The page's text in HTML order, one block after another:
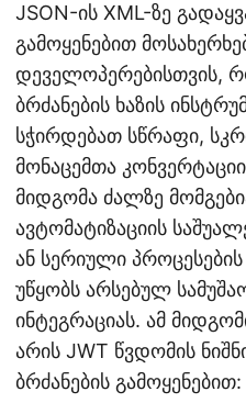
JSON-ის XML-ზე
გამოყენებით
დეველოპერებისთვის,
ბრძანების ხაზის
სჭირდებათ სწრაფი,
მონაცემთა
მიდგომა ძალზე
ავტომატიზაციის
ან სერიული
უწყობს არსებულ
ინტეგრაციას. ამ
არის JWT წვდომის
ბრძანების გამოყენებით: